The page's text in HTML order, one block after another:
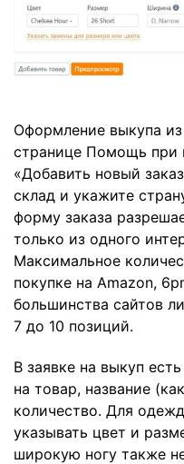
Оформление выкупа
странице Помощь при
«Добавить новый
склад и укажите
форму заказа
только из одного
Максимальное
покупке на Amazon,
большинства сайтов
7 до 10 позиций.
В заявке на выкуп
на товар, название
количество. Для
указывать цвет и
широкую ногу также